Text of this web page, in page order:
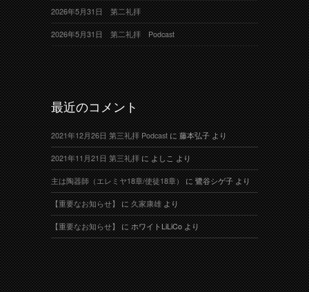
2026年5月31日 第二礼拝
2026年5月31日 第二礼拝 Podcast
最近のコメント
2021年12月26日 第三礼拝 Podcastに藤本弘子より
2021年11月21日 第三礼拝によしこより
主は陶器師（エレミヤ18章/使徒18章）に鷺谷シゲ子より
【重要なお知らせ】に久家康雄より
【重要なお知らせ】にホワイトLiLiCoより